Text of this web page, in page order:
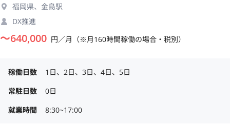
福岡県、金島駅
DX推進
〜640,000 円／月（※月160時間稼働の場合・税別）
稼働日数
1日、2日、3日、4日、5日
常駐日数
0日
就業時間
8:30~17:00